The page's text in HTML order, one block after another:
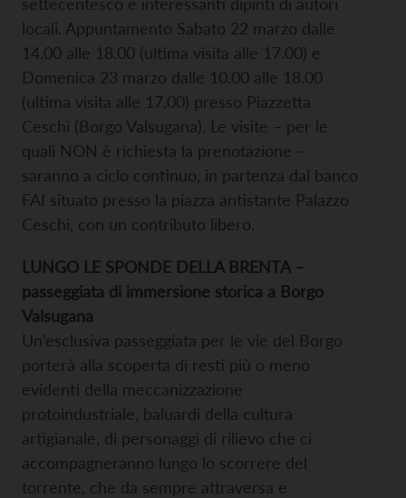
locali. Appuntamento Sabato 22 marzo dalle
14.00 alle 18.00 (ultima visita alle 17.00) e
Domenica 23 marzo dalle 10.00 alle 18.00
(ultima visita alle 17.00) presso Piazzetta
Ceschi (Borgo Valsugana). Le visite – per le
quali NON è richiesta la prenotazione –
saranno a ciclo continuo, in partenza dal banco
FAI situato presso la piazza antistante Palazzo
Ceschi, con un contributo libero.
LUNGO LE SPONDE DELLA BRENTA –
passeggiata di immersione storica a Borgo
Valsugana
Un’esclusiva passeggiata per le vie del Borgo
porterà alla scoperta di resti più o meno
evidenti della meccanizzazione
protoindustriale, baluardi della cultura
artigianale, di personaggi di rilievo che ci
accompagneranno lungo lo scorrere del
torrente, che da sempre attraversa e